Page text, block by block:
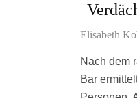
Elisabeth
Nach dem
Bar